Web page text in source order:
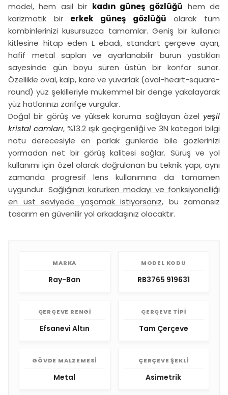
model, hem asil bir kadın güneş gözlüğü hem de
karizmatik bir erkek güneş gözlüğü
olarak tüm
kombinlerinizi kusursuzca tamamlar. Geniş bir kullanıcı
kitlesine hitap eden L ebadı, standart çerçeve ayarı,
hafif metal sapları ve ayarlanabilir burun yastıkları
sayesinde gün boyu süren üstün bir konfor sunar.
Özellikle oval, kalp, kare ve yuvarlak (oval-heart-square-
round) yüz şekilleriyle mükemmel bir denge yakalayarak
yüz hatlarınızı zarifçe vurgular.
Doğal bir görüş ve yüksek koruma sağlayan özel yeşil
kristal camları, %13.2 ışık geçirgenliği ve 3N kategori bilgi
notu derecesiyle en parlak günlerde bile gözlerinizi
yormadan net bir görüş kalitesi sağlar. Sürüş ve yol
kullanımı için özel olarak doğrulanan bu teknik yapı, aynı
zamanda progresif lens kullanımına da tamamen
uygundur. Sağlığınızı korurken modayı ve fonksiyonelliği
en üst seviyede yaşamak istiyorsanız, bu zamansız
tasarım en güvenilir yol arkadaşınız olacaktır.
MARKA
Ray-Ban
MODEL KODU
RB3765 919631
ÇERÇEVE RENGI
Efsanevi Altın
ÇERÇEVE TIPI
Tam Çerçeve
GÖVDE MALZEMESI
Metal
ÇERÇEVE ŞEKLI
Asimetrik